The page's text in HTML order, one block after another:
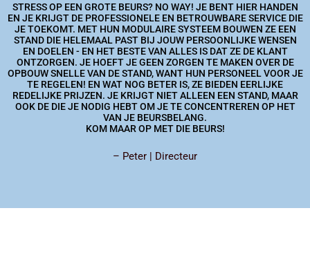
STRESS OP EEN GROTE BEURS? NO WAY! JE BENT HIER HANDEN
EN JE KRIJGT DE PROFESSIONELE EN BETROUWBARE SERVICE DIE
JE TOEKOMT. MET HUN MODULAIRE SYSTEEM BOUWEN ZE EEN
STAND DIE HELEMAAL PAST BIJ JOUW PERSOONLIJKE WENSEN
EN DOELEN - EN HET BESTE VAN ALLES IS DAT ZE DE KLANT
ONTZORGEN. JE HOEFT JE GEEN ZORGEN TE MAKEN OVER DE
OPBOUW SNELLE VAN DE STAND, WANT HUN PERSONEEL VOOR JE
TE REGELEN! EN WAT NOG BETER IS, ZE BIEDEN EERLIJKE
REDELIJKE PRIJZEN. JE KRIJGT NIET ALLEEN EEN STAND, MAAR
OOK DE DIE JE NODIG HEBT OM JE TE CONCENTREREN OP HET
VAN JE BEURSBELANG.
KOM MAAR OP MET DIE BEURS!
– Peter | Directeur